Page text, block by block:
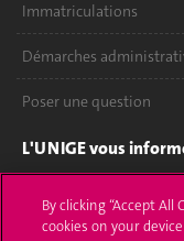
Immatriculations
Démarches
Poser une question
L'UNIGE vous
UNIGE Mobile
By clicking “Accept
cookies on your